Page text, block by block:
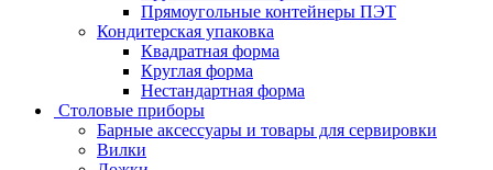
Прямоугольные контейнеры ПЭТ
Кондитерская упаковка
Квадратная форма
Круглая форма
Нестандартная форма
Столовые приборы
Барные аксессуары и товары для сервировки
Вилки